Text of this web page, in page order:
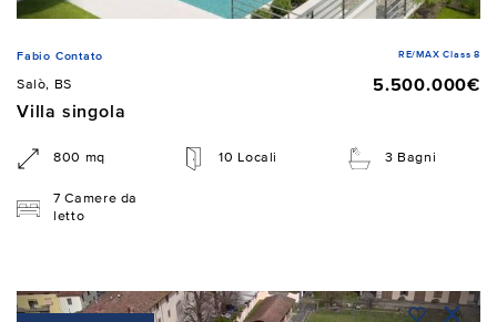
Fabio Contato RE/MAX Class 8
Salò, BS
5.500.000€
Villa singola
800 mq 10 Locali 3 Bagni
7 Camere da
letto